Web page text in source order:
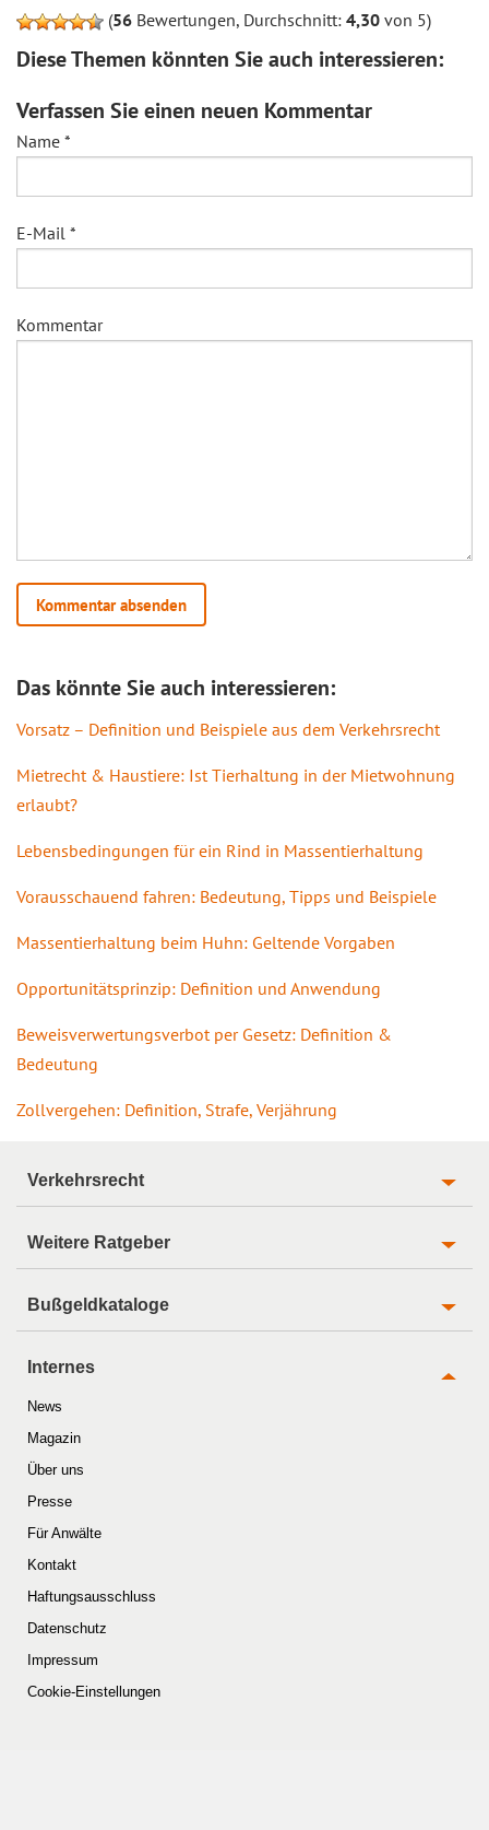
(56 Bewertungen, Durchschnitt: 4,30 von 5)
Diese Themen könnten Sie auch interessieren:
Verfassen Sie einen neuen Kommentar
Name *
E-Mail *
Kommentar
Das könnte Sie auch interessieren:
Vorsatz – Definition und Beispiele aus dem Verkehrsrecht
Mietrecht & Haustiere: Ist Tierhaltung in der Mietwohnung
erlaubt?
Lebensbedingungen für ein Rind in Massentierhaltung
Vorausschauend fahren: Bedeutung, Tipps und Beispiele
Massentierhaltung beim Huhn: Geltende Vorgaben
Opportunitätsprinzip: Definition und Anwendung
Beweisverwertungsverbot per Gesetz: Definition &
Bedeutung
Zollvergehen: Definition, Strafe, Verjährung
Verkehrsrecht
Weitere Ratgeber
Bußgeldkataloge
Internes
News
Magazin
Über uns
Presse
Für Anwälte
Kontakt
Haftungsausschluss
Datenschutz
Impressum
Cookie-Einstellungen